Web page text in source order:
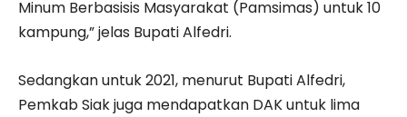
Minum Berbasisis Masyarakat (Pamsimas) untuk 10
kampung,” jelas Bupati Alfedri.
Sedangkan untuk 2021, menurut Bupati Alfedri,
Pemkab Siak juga mendapatkan DAK untuk lima